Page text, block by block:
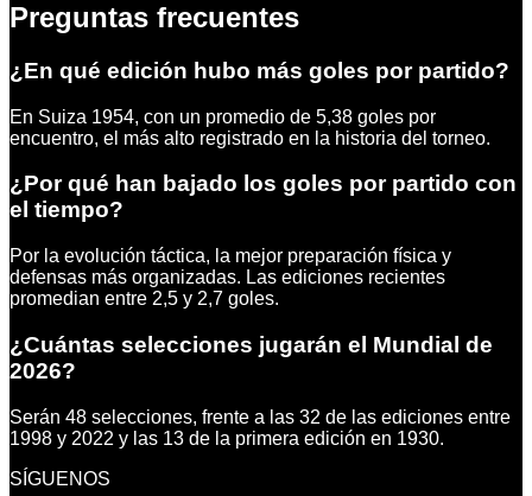
Preguntas frecuentes
¿En qué edición hubo más goles por partido?
En Suiza 1954, con un promedio de 5,38 goles por
encuentro, el más alto registrado en la historia del torneo.
¿Por qué han bajado los goles por partido con
el tiempo?
Por la evolución táctica, la mejor preparación física y
defensas más organizadas. Las ediciones recientes
promedian entre 2,5 y 2,7 goles.
¿Cuántas selecciones jugarán el Mundial de
2026?
Serán 48 selecciones, frente a las 32 de las ediciones entre
1998 y 2022 y las 13 de la primera edición en 1930.
SÍGUENOS